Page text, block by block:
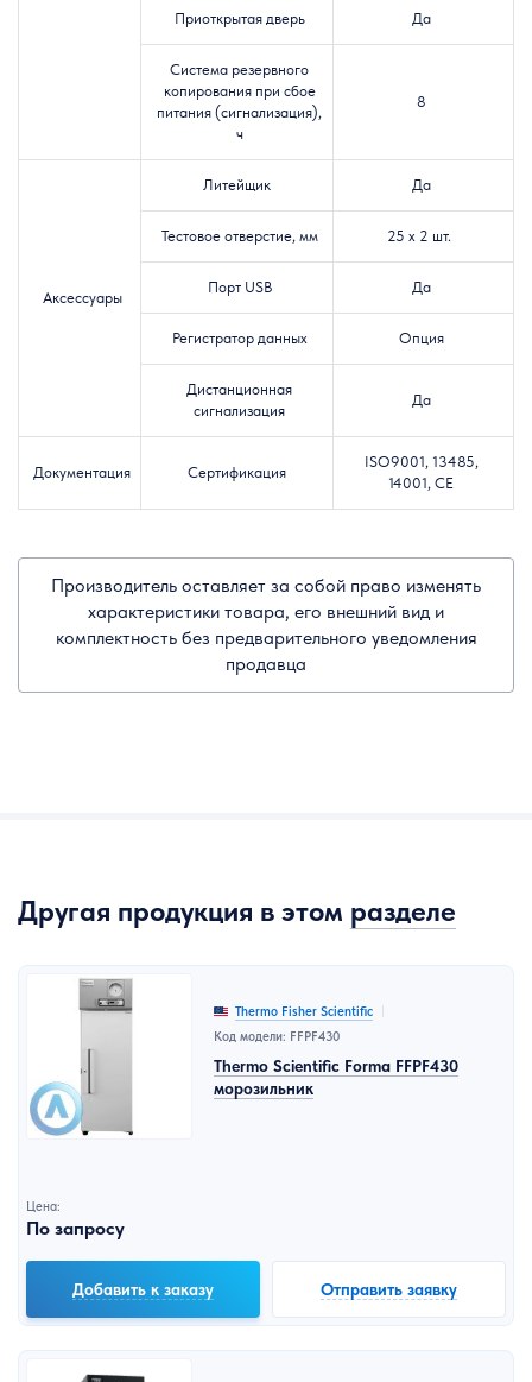
Приоткрытая дверь Да
Система резервного
копирования при сбое
питания (сигнализация),
ч
8
Аксессуары
Литейщик Да
Тестовое отверстие, мм 25 х 2 шт.
Порт USB Да
Регистратор данных Опция
Дистанционная
сигнализация
Да
Документация Сертификация
ISO9001, 13485,
14001, CE
Производитель оставляет за собой право изменять
характеристики товара, его внешний вид и
комплектность без предварительного уведомления
продавца
Другая продукция в этом разделе
Thermo Fisher Scientific
Код модели: FFPF430
Thermo Scientific Forma FFPF430
морозильник
Цена:
По запросу
Добавить к заказу Отправить заявку